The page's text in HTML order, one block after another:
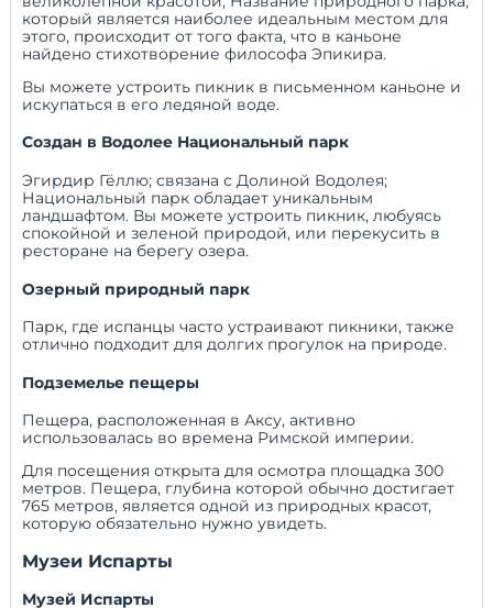
который является наиболее идеальным местом для
этого, происходит от того факта, что в каньоне
найдено стихотворение философа Эпикира.
Вы можете устроить пикник в письменном каньоне и
искупаться в его ледяной воде.
Создан в Водолее Национальный парк
Эгирдир Гёллю; связана сДолиной Водолея;
Национальный паркобладает уникальным
ландшафтом. Вы можете устроить пикник, любуясь
спокойной и зеленой природой, или перекусить в
ресторане на берегу озера.
Озерный природный парк
Парк, где испанцы часто устраивают пикники, также
отлично подходит для долгих прогулок на природе.
Подземелье пещеры
Пещера, расположенная в Аксу, активно
использовалась во времена Римской империи.
Для посещения открыта для осмотра площадка 300
метров. Пещера, глубина которой обычно достигает
765 метров, является одной из природных красот,
которую обязательно нужно увидеть.
Музеи Испарты
Музей Испарты